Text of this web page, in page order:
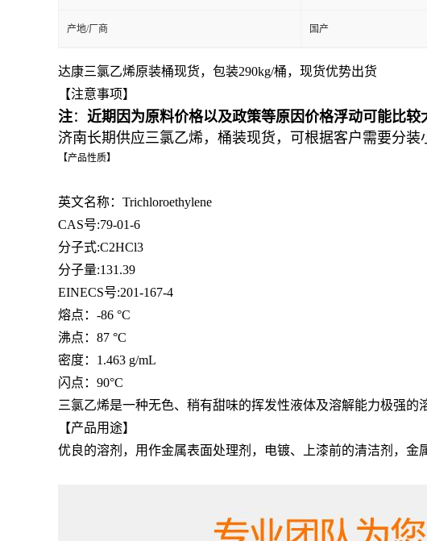
产地/厂商 国产
达康三氯乙烯原装桶现货，包装290kg/桶，现货优势出货
【注意事项】
注： 近期因为原料价格以及政策等原因价格浮动可能比较
济南长期供应三氯乙烯，桶装现货，可根据客户需要分
【产品性质】
英文名称：Trichloroethylene
CAS号:79-01-6
分子式:C2HCl3
分子量:131.39
EINECS号:201-167-4
熔点： -86 °C
沸点： 87 °C
密度： 1.463 g/mL
闪点： 90°C
三氯乙烯是一种无色、稍有甜味的挥发性液体及溶解能力极强的
【产品用途】
优良的溶剂，用作金属表面处理剂，电镀、上漆前的清洁剂，